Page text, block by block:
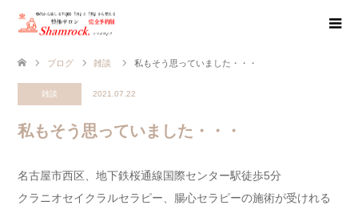
ブログ 雑談 私もそう思っていました・・・
雑談 2021.07.22
私もそう思っていました・・・
名古屋市西区、地下鉄桜通線国際センター駅徒歩5分
クラニオセイクラルセラピー、腸心セラピーの施術が受けれる